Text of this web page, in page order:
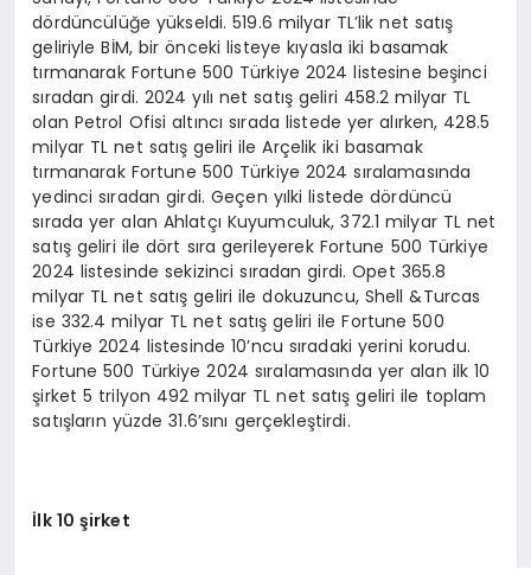
dördüncülüğe yükseldi. 519.6 milyar TL’lik net satış
geliriyle BİM, bir önceki listeye kıyasla iki basamak
tırmanarak Fortune 500 Türkiye 2024 listesine beşinci
sıradan girdi. 2024 yılı net satış geliri 458.2 milyar TL
olan Petrol Ofisi altıncı sırada listede yer alırken, 428.5
milyar TL net satış geliri ile Arçelik iki basamak
tırmanarak Fortune 500 Türkiye 2024 sıralamasında
yedinci sıradan girdi. Geçen yılki listede dördüncü
sırada yer alan Ahlatçı Kuyumculuk, 372.1 milyar TL net
satış geliri ile dört sıra gerileyerek Fortune 500 Türkiye
2024 listesinde sekizinci sıradan girdi. Opet 365.8
milyar TL net satış geliri ile dokuzuncu, Shell &Turcas
ise 332.4 milyar TL net satış geliri ile Fortune 500
Türkiye 2024 listesinde 10’ncu sıradaki yerini korudu.
Fortune 500 Türkiye 2024 sıralamasında yer alan ilk 10
şirket 5 trilyon 492 milyar TL net satış geliri ile toplam
satışların yüzde 31.6’sını gerçekleştirdi.
İlk 10 şirket